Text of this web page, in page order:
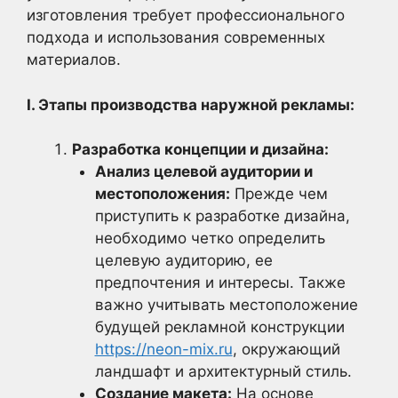
изготовления требует профессионального
подхода и использования современных
материалов.
I. Этапы производства наружной рекламы:
Разработка концепции и дизайна:
Анализ целевой аудитории и
местоположения: Прежде чем
приступить к разработке дизайна,
необходимо четко определить
целевую аудиторию, ее
предпочтения и интересы. Также
важно учитывать местоположение
будущей рекламной конструкции
https://neon-mix.ru, окружающий
ландшафт и архитектурный стиль.
Создание макета: На основе